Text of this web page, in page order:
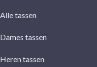
Alle tassen
Dames tassen
Heren tassen